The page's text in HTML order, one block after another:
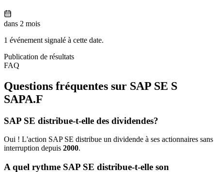
dans 2 mois
1 événement signalé à cette date.
Publication de résultats
FAQ
Questions fréquentes sur SAP SE S
SAPA.F
SAP SE distribue-t-elle des dividendes?
Oui ! L'action SAP SE distribue un dividende à ses actionnaires sans
interruption depuis 2000.
A quel rythme SAP SE distribue-t-elle son